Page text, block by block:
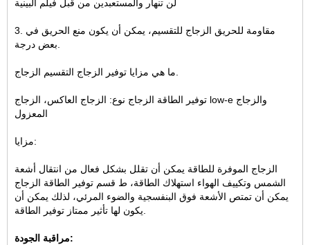
3. مقاومة للحريق الزجاج للتقسيم، يمكن أن يكون منع الحريق في
بعض درجة.
ما هي مزايا توفير الزجاج التقسيم الزجاج.
توفير الطاقة الزجاج نوع: الزجاج العاكس، الزجاج low-e والزجاج
مزايا:
الزجاج الموفرة للطاقة يمكن أن تقلل بشكل فعال من انتقال أشعة
الشمس وتكييف الهواء استهلاك الطاقة، ط قسم توفير الطاقة الزجاج
يمكن أن تمتص الأشعة فوق البنفسجية والضوء المرئي، لذلك يمكن أن
يكون لها تأثير ممتاز توفير الطاقة.
مراقبة الجودة: